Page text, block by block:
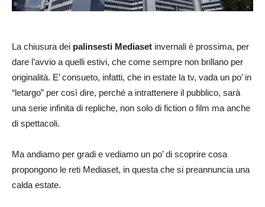
La chiusura dei palinsesti Mediaset invernali è prossima, per
dare l’avvio a quelli estivi, che come sempre non brillano per
originalità. E’ consueto, infatti, che in estate la tv, vada un po’ in
“letargo” per così dire, perché a intrattenere il pubblico, sarà
una serie infinita di repliche, non solo di fiction o film ma anche
di spettacoli.
Ma andiamo per gradi e vediamo un po’ di scoprire cosa
propongono le reti Mediaset, in questa che si preannuncia una
calda estate.